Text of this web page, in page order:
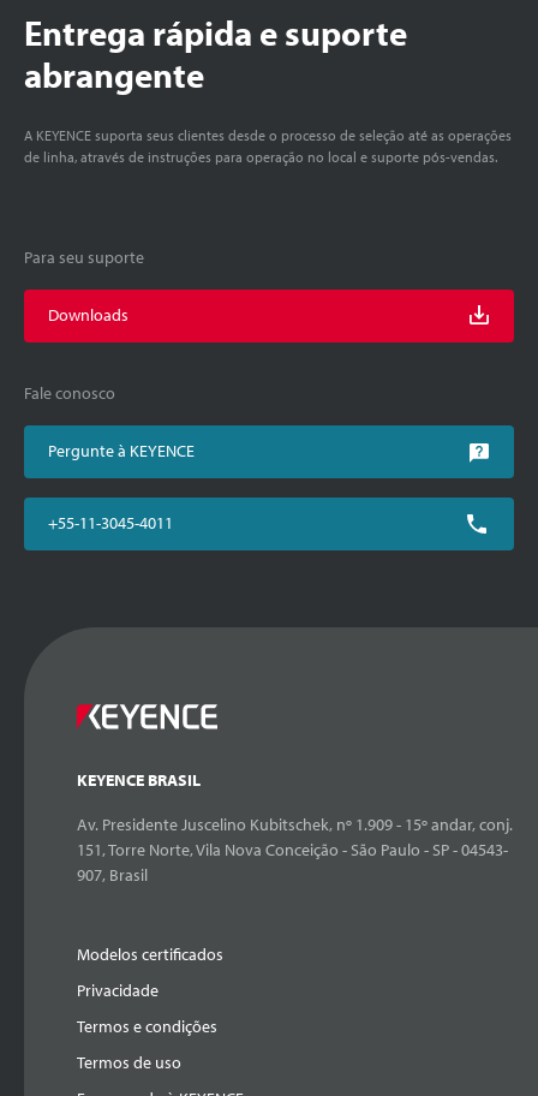
Entrega rápida e suporte
abrangente
A KEYENCE suporta seus clientes desde o processo de seleção até as operações
de linha, através de instruções para operação no local e suporte pós-vendas.
Para seu suporte
Downloads
Fale conosco
Pergunte à KEYENCE
+55-11-3045-4011
KEYENCE BRASIL
Av. Presidente Juscelino Kubitschek, nº 1.909 - 15º andar, conj.
151, Torre Norte, Vila Nova Conceição - São Paulo - SP - 04543-
907, Brasil
Modelos certificados
Privacidade
Termos e condições
Termos de uso